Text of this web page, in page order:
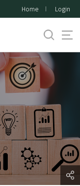
Home Login